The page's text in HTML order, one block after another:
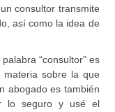
consultor transmite
así como la idea de
“consultor” es
materia sobre la que
abogado es también
lo seguro y usé el